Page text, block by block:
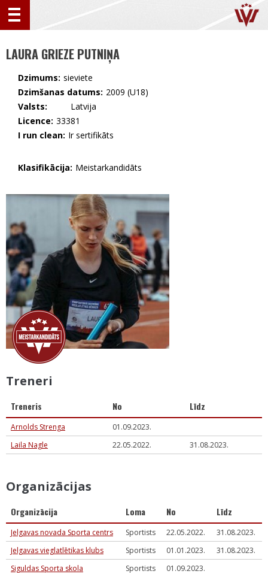
LAURA GRIEZE PUTNIŅA
Dzimums: sieviete
Dzimšanas datums: 2009 (U18)
Valsts:
🇱🇻 Latvija
Licence: 33381
I run clean: Ir sertifikāts
Klasifikācija: Meistarkandidāts
Treneri
Treneris No Līdz
Arnolds Strenga
01.09.2023.
Laila Nagle
22.05.2022. 31.08.2023.
Organizācijas
Organizācija Loma No Līdz
Jelgavas novada Sporta centrs Sportists 22.05.2022.
31.08.2023.
Jelgavas vieglatlētikas klubs
Sportists 01.01.2023.
31.08.2023.
Siguldas Sporta skola
Sportists
01.09.2023.